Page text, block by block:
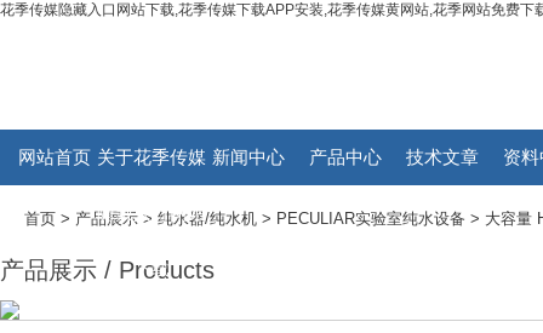
花季传媒隐藏入口网站下载,花季传媒下载APP安装,花季传媒黄网站,花季网站免费下
网站首页 关于花季传媒
隐藏入口网站
下载
新闻中心 产品中心 技术文章 资
首页 > 产品展示 > 纯水器/纯水机 > PECULIAR实验室纯水设备 > 大容量
产品展示 / Products